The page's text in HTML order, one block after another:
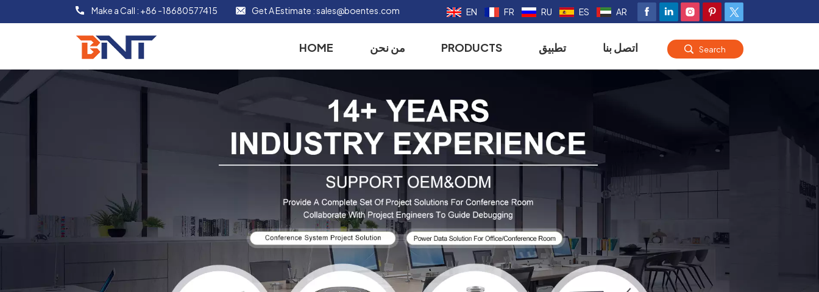
Make a Call : +86 -18680577415 Get A Estimate :sales@boentes.com EN FR RU ES AR
HOME من نحن PRODUCTS تطبيق اتصل بنا Search